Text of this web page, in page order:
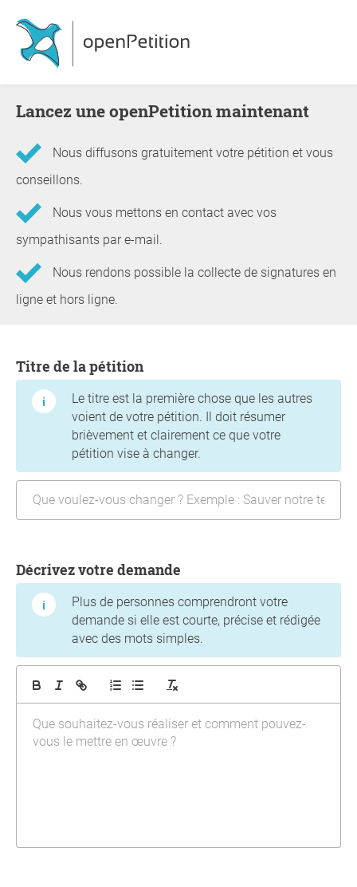
Lancez une openPetition maintenant
Nous diffusons gratuitement votre pétition et vous
conseillons.
Nous vous mettons en contact avec vos
sympathisants par e-mail.
Nous rendons possible la collecte de signatures en
ligne et hors ligne.
Titre de la pétition
Le titre est la première chose que les autres
voient de votre pétition. Il doit résumer
brièvement et clairement ce que votre
pétition vise à changer.
Décrivez votre demande
Plus de personnes comprendront votre
demande si elle est courte, précise et rédigée
avec des mots simples.